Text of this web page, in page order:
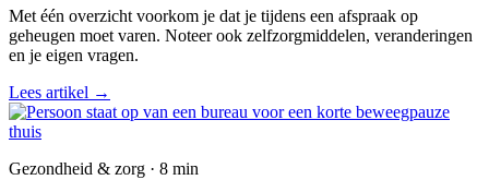
Met één overzicht voorkom je dat je tijdens een afspraak op
geheugen moet varen. Noteer ook zelfzorgmiddelen, veranderingen
en je eigen vragen.
Lees artikel →
Gezondheid & zorg · 8 min